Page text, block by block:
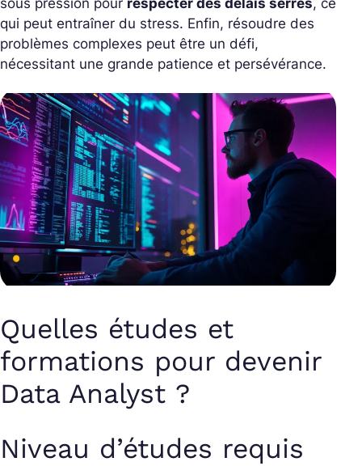
sous pression pour respecter des délais serrés, ce
qui peut entraîner du stress. Enfin, résoudre des
problèmes complexes peut être un défi,
nécessitant une grande patience et persévérance.
Quelles études et
formations pour devenir
Data Analyst ?
Niveau d’études requis